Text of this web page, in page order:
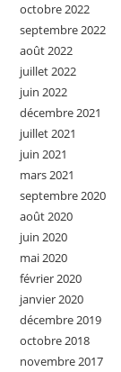
octobre 2022
septembre 2022
août 2022
juillet 2022
juin 2022
décembre 2021
juillet 2021
juin 2021
mars 2021
septembre 2020
août 2020
juin 2020
mai 2020
février 2020
janvier 2020
décembre 2019
octobre 2018
novembre 2017